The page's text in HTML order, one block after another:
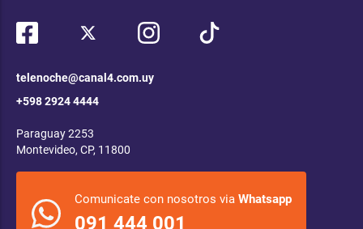
telenoche@canal4.com.uy
+598 2924 4444
Paraguay 2253
Montevideo, CP, 11800
Comunicate con nosotros via Whatsapp
091 444 001